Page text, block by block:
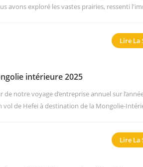
avons exploré les vastes prairies, ressenti
et captur...
Lire La
intérieure 2025
notre voyage d’entreprise annuel sur
vol de Hefei à destination de la Mongolie-
...
Lire La